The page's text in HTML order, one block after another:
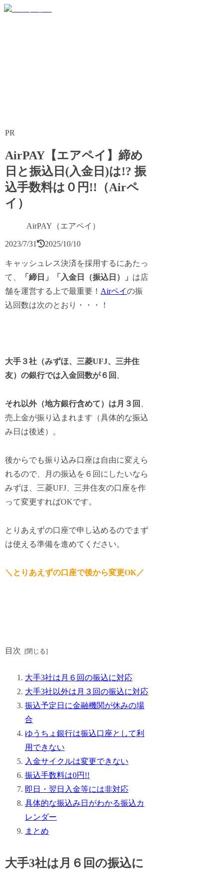
PR
AirPAY【エアペイ】締め
日と振込日(入金日)は!? 振
込手数料は０円!!（Airペ
イ）
AirPAY（エアペイ）
2023/7/31 2025/10/10
キャッシュレス決済を採用するにあたっ
て、
「締日」「入金日（振込日）」 は店
舗を運営する上で最重要！ Airペイの振
込回数は次のとおり・・・！
大手３社（みずほ、三菱UFJ、三井住
友）の銀行では入金回数が６回 。
それ以外（地方銀行含めて）は月３回
売上金が振り込まれます（具体的な振込
み日は後述）。
後からでも振り込み口座は自由に変えら
れるので、月の振込を６回にしたいなら
みずほ、三菱UFJ、三井住友の口座を作
って変更すればOKです。
とりあえずの口座で申し込めるのでまず
は使える準備を進めてください。
＼とりあえずの口座で後から変更OK／
目次
大手3社は月６回の振込に対応
大手3社以外は月３回の振込に対応
振込予定日に金融機関が休みの場
合
ゆうちょ銀行は振込口座として利
用できない
入金サイクルは変更できない
振込手数料は0円!!
即日・翌日入金等には非対応
具体的な振込み日がわかる振込カ
レンダー
まとめ
大手3社は月６回の振込に